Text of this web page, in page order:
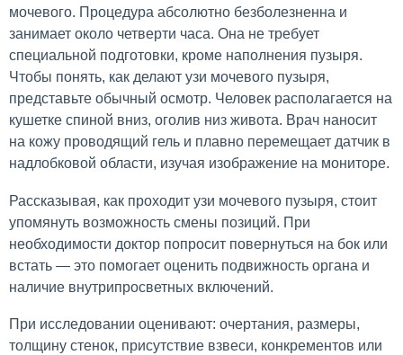
мочевого. Процедура абсолютно безболезненна и
занимает около четверти часа. Она не требует
специальной подготовки, кроме наполнения пузыря.
Чтобы понять, как делают узи мочевого пузыря,
представьте обычный осмотр. Человек располагается на
кушетке спиной вниз, оголив низ живота. Врач наносит
на кожу проводящий гель и плавно перемещает датчик в
надлобковой области, изучая изображение на мониторе.
Рассказывая, как проходит узи мочевого пузыря, стоит
упомянуть возможность смены позиций. При
необходимости доктор попросит повернуться на бок или
встать — это помогает оценить подвижность органа и
наличие внутрипросветных включений.
При исследовании оценивают: очертания, размеры,
толщину стенок, присутствие взвеси, конкрементов или